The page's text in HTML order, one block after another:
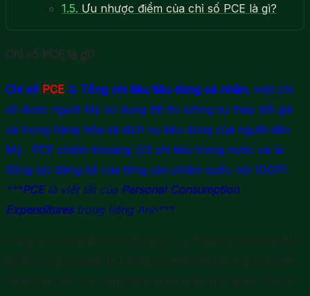
1.5. Ưu nhược điểm của chỉ số PCE là gì?
Chỉ số PCE là gì?
Chỉ số PCE là Tổng chi tiêu tiêu dùng cá nhân, một chỉ
số được người Mỹ sử dụng để đo lường sự thay đổi giá
cả trong hàng hóa và dịch vụ tiêu dùng của người dân
Mỹ. PCE chiếm khoảng 2/3 chi tiêu trong nước và là
động lực đáng kể của tổng sản phẩm quốc nội (GDP).
***PCElà viết tắt củaPersonal Consumption
Expenditurestrong tiếng Anh***
Tổng số ước tính cho PCE được Cục Phân tích Kinh tế Mỹ
(BEA) tổng hợp để đo lường và theo dõi những thay đổi
trong chi tiêu cho hàng tiêu dùng theo thời gian. Con số